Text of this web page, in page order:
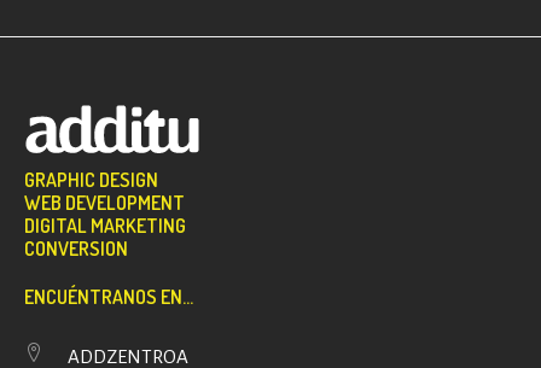
GRAPHIC DESIGN
WEB DEVELOPMENT
DIGITAL MARKETING
CONVERSION
ENCUÉNTRANOS EN...
ADDZENTROA